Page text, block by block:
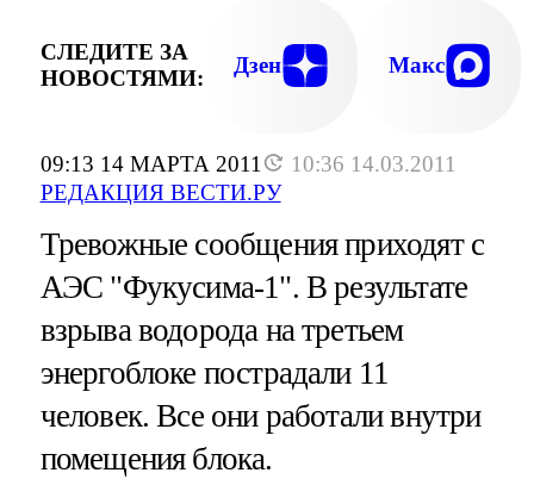
09:13 14 МАРТА 2011
10:36 14.03.2011
РЕДАКЦИЯ ВЕСТИ.РУ
ПОСЛЕДСТВИЯ ДВУХ НОЧНЫХ
СПАСАЮТ ОТ ТАКИХ ЖЕ ВЗРЫВОВ
ВТОРОЙ ЭНЕРГОБЛОК.,
СЛЕДИТЕ ЗА
НОВОСТЯМИ:
Дзен Макс
Тревожные сообщения приходят с
АЭС "Фукусима-1". В результате
взрыва водорода на третьем
энергоблоке пострадали 11
человек. Все они работали внутри
помещения блока.